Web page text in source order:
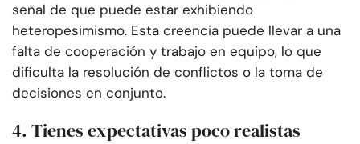
señal de que puede estar exhibiendo
heteropesimismo. Esta creencia puede llevar a una
falta de cooperación y trabajo en equipo, lo que
dificulta la resolución de conflictos o la toma de
decisiones en conjunto.
4. Tienes expectativas poco realistas